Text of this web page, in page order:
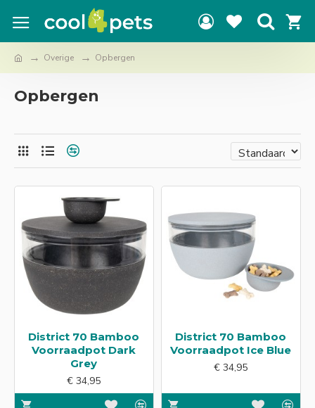
Overige Opbergen
Opbergen
District 70 Bamboo
Voorraadpot Dark
Grey
€ 34,95
District 70 Bamboo
Voorraadpot Ice Blue
€ 34,95